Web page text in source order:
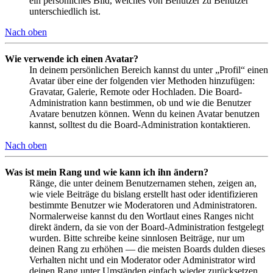
unterschiedlich ist.
Nach oben
Wie verwende ich einen Avatar?
In deinem persönlichen Bereich kannst du unter „Profil“ einen
Avatar über eine der folgenden vier Methoden hinzufügen:
Gravatar, Galerie, Remote oder Hochladen. Die Board-
Administration kann bestimmen, ob und wie die Benutzer
Avatare benutzen können. Wenn du keinen Avatar benutzen
kannst, solltest du die Board-Administration kontaktieren.
Nach oben
Was ist mein Rang und wie kann ich ihn ändern?
Ränge, die unter deinem Benutzernamen stehen, zeigen an,
wie viele Beiträge du bislang erstellt hast oder identifizieren
bestimmte Benutzer wie Moderatoren und Administratoren.
Normalerweise kannst du den Wortlaut eines Ranges nicht
direkt ändern, da sie von der Board-Administration festgelegt
wurden. Bitte schreibe keine sinnlosen Beiträge, nur um
deinen Rang zu erhöhen — die meisten Boards dulden dieses
Verhalten nicht und ein Moderator oder Administrator wird